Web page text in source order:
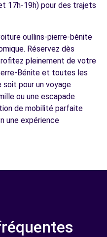
17h-19h) pour des trajets
oullins-pierre-bénite
Réservez dès
pleinement de votre
Bénite et toutes les
soit pour un voyage
ou une escapade
de mobilité parfaite
une expérience